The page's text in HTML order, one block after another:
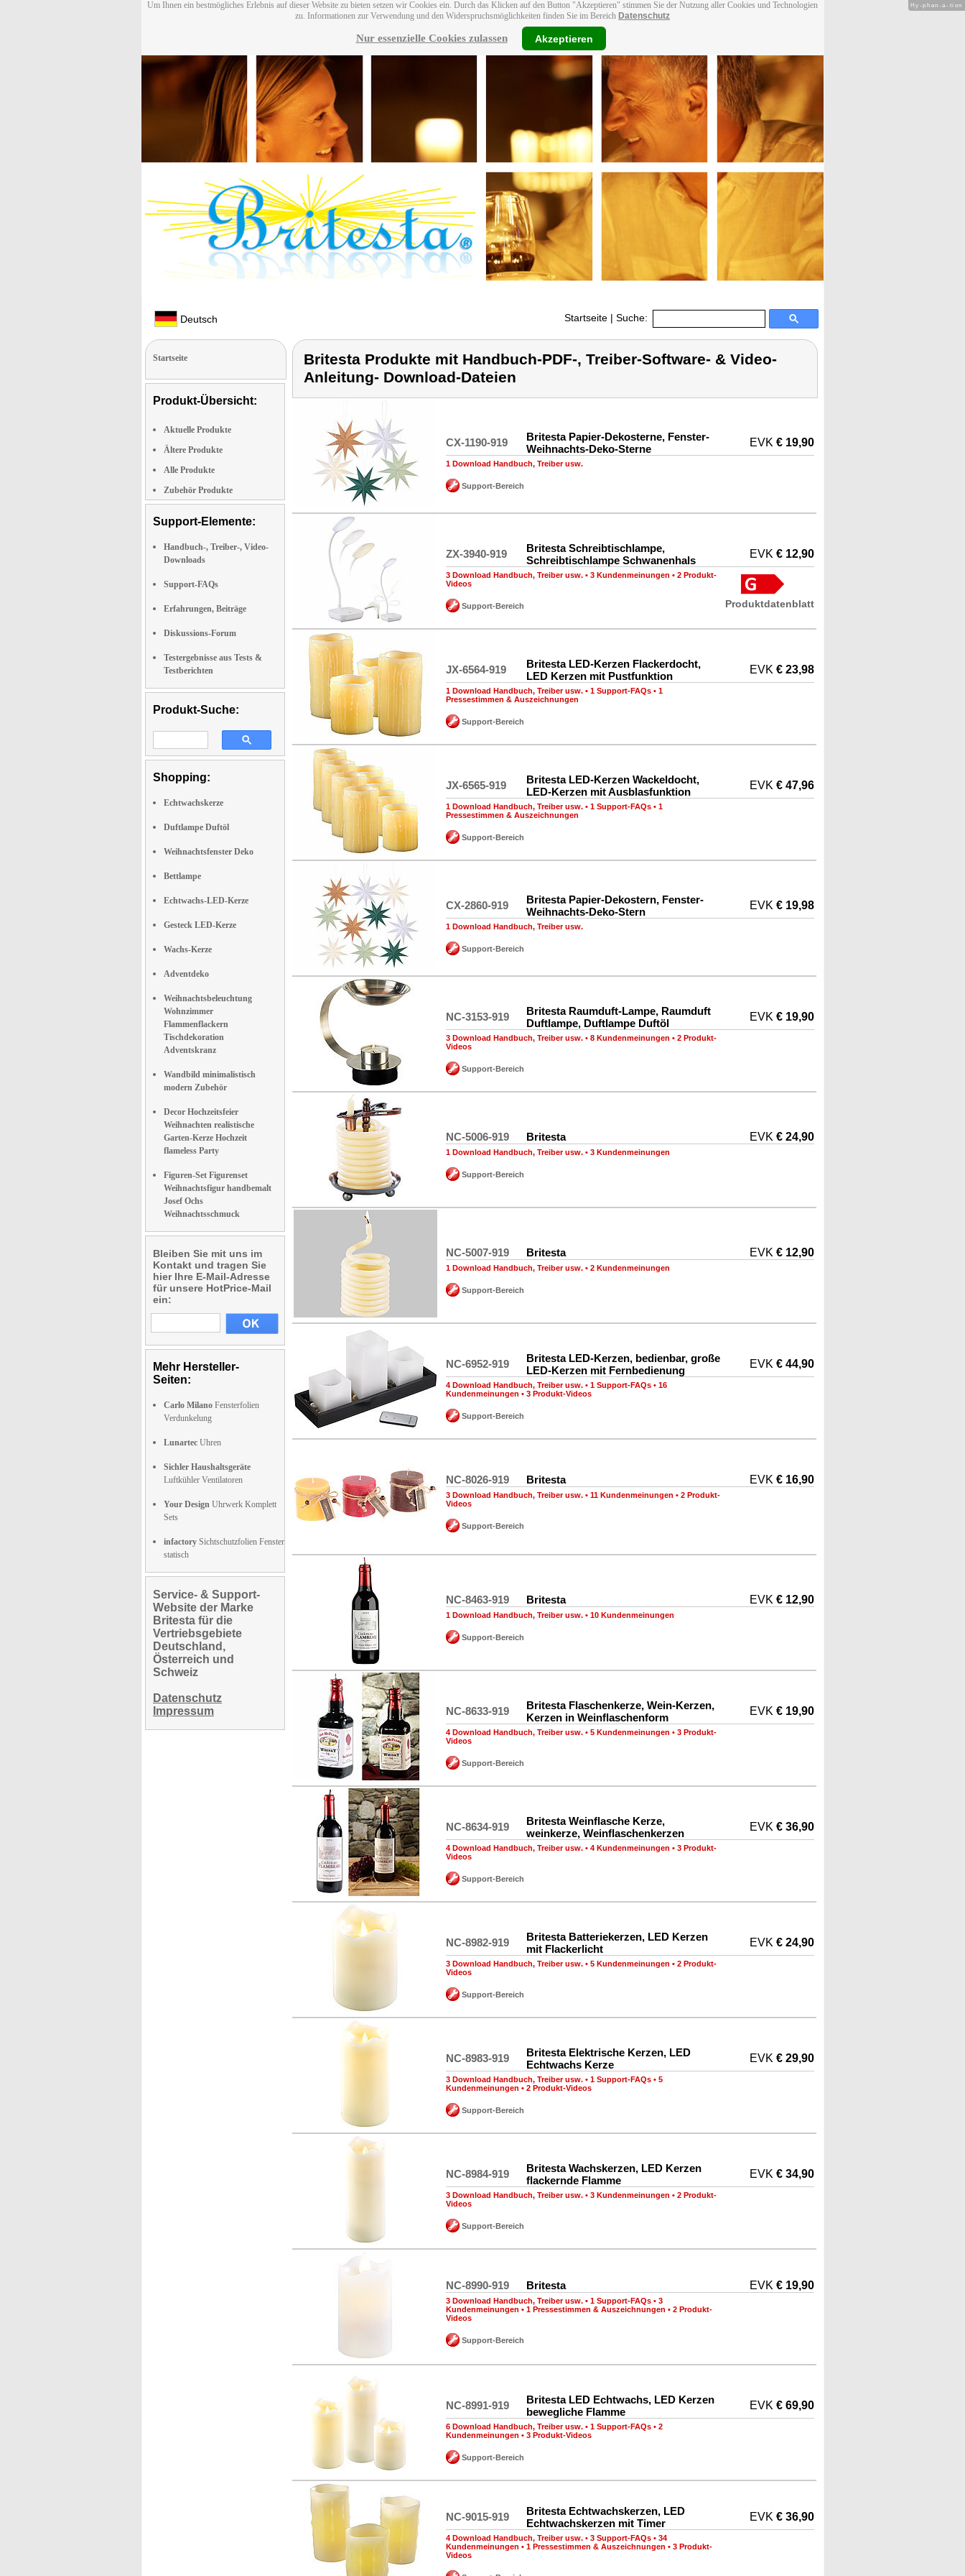
Um Ihnen ein bestmögliches Erlebnis auf dieser Website zu bieten setzen wir Cookies ein. Durch das Klicken auf den Button "Akzeptieren" stimmen Sie der Nutzung aller Cookies und Technologien
zu. Informationen zur Verwendung und den Widerspruchsmöglichkeiten finden Sie im Bereich Datenschutz
Nur essenzielle Cookies zulassen Akzeptieren
Deutsch Startseite | Suche:
Startseite
Produkt-Übersicht:
Aktuelle Produkte
Ältere Produkte
Alle Produkte
Zubehör Produkte
Support-Elemente:
Handbuch-, Treiber-, Video-
Downloads
Support-FAQs
Erfahrungen, Beiträge
Diskussions-Forum
Testergebnisse aus Tests &
Testberichten
Produkt-Suche:
Shopping:
Echtwachskerze
Duftlampe Duftöl
Weihnachtsfenster Deko
Bettlampe
Echtwachs-LED-Kerze
Gesteck LED-Kerze
Wachs-Kerze
Adventdeko
Weihnachtsbeleuchtung
Wohnzimmer
Flammenflackern
Tischdekoration
Adventskranz
Wandbild minimalistisch
modern Zubehör
Decor Hochzeitsfeier
Weihnachten realistische
Garten-Kerze Hochzeit
flameless Party
Figuren-Set Figurenset
Weihnachtsfigur handbemalt
Josef Ochs
Weihnachtsschmuck
Bleiben Sie mit uns im
Kontakt und tragen Sie
hier Ihre E-Mail-Adresse
für unsere HotPrice-Mail
ein:
Mehr Hersteller-
Seiten:
Carlo Milano Fensterfolien
Verdunkelung
Lunartec Uhren
Sichler Haushaltsgeräte
Luftkühler Ventilatoren
Your Design Uhrwerk Komplett
Sets
infactory Sichtschutzfolien Fenster
statisch
Service- & Support-
Website der Marke
Britesta für die
Vertriebsgebiete
Deutschland,
Österreich und
Schweiz
Datenschutz
Impressum
Britesta Produkte mit Handbuch-PDF-, Treiber-Software- & Video-
Anleitung- Download-Dateien
CX-1190-919
Britesta Papier-Dekosterne, Fenster-
Weihnachts-Deko-Sterne
EVK € 19,90
1 Download Handbuch, Treiber usw.
Support-Bereich
ZX-3940-919
Britesta Schreibtischlampe,
Schreibtischlampe Schwanenhals
EVK € 12,90
3 Download Handbuch, Treiber usw. • 3 Kundenmeinungen • 2 Produkt-
Videos
Support-Bereich Produktdatenblatt
JX-6564-919
Britesta LED-Kerzen Flackerdocht,
LED Kerzen mit Pustfunktion
EVK € 23,98
1 Download Handbuch, Treiber usw. • 1 Support-FAQs • 1
Pressestimmen & Auszeichnungen
Support-Bereich
JX-6565-919
Britesta LED-Kerzen Wackeldocht,
LED-Kerzen mit Ausblasfunktion
EVK € 47,96
1 Download Handbuch, Treiber usw. • 1 Support-FAQs • 1
Pressestimmen & Auszeichnungen
Support-Bereich
CX-2860-919
Britesta Papier-Dekostern, Fenster-
Weihnachts-Deko-Stern
EVK € 19,98
1 Download Handbuch, Treiber usw.
Support-Bereich
NC-3153-919
Britesta Raumduft-Lampe, Raumduft
Duftlampe, Duftlampe Duftöl
EVK € 19,90
3 Download Handbuch, Treiber usw. • 8 Kundenmeinungen • 2 Produkt-
Videos
Support-Bereich
NC-5006-919 Britesta EVK € 24,90
1 Download Handbuch, Treiber usw. • 3 Kundenmeinungen
Support-Bereich
NC-5007-919 Britesta EVK € 12,90
1 Download Handbuch, Treiber usw. • 2 Kundenmeinungen
Support-Bereich
NC-6952-919
Britesta LED-Kerzen, bedienbar, große
LED-Kerzen mit Fernbedienung
EVK € 44,90
4 Download Handbuch, Treiber usw. • 1 Support-FAQs • 16
Kundenmeinungen • 3 Produkt-Videos
Support-Bereich
NC-8026-919 Britesta EVK € 16,90
3 Download Handbuch, Treiber usw. • 11 Kundenmeinungen • 2 Produkt-
Videos
Support-Bereich
NC-8463-919 Britesta EVK € 12,90
1 Download Handbuch, Treiber usw. • 10 Kundenmeinungen
Support-Bereich
NC-8633-919
Britesta Flaschenkerze, Wein-Kerzen,
Kerzen in Weinflaschenform
EVK € 19,90
4 Download Handbuch, Treiber usw. • 5 Kundenmeinungen • 3 Produkt-
Videos
Support-Bereich
NC-8634-919
Britesta Weinflasche Kerze,
weinkerze, Weinflaschenkerzen
EVK € 36,90
4 Download Handbuch, Treiber usw. • 4 Kundenmeinungen • 3 Produkt-
Videos
Support-Bereich
NC-8982-919
Britesta Batteriekerzen, LED Kerzen
mit Flackerlicht
EVK € 24,90
3 Download Handbuch, Treiber usw. • 5 Kundenmeinungen • 2 Produkt-
Videos
Support-Bereich
NC-8983-919
Britesta Elektrische Kerzen, LED
Echtwachs Kerze
EVK € 29,90
3 Download Handbuch, Treiber usw. • 1 Support-FAQs • 5
Kundenmeinungen • 2 Produkt-Videos
Support-Bereich
NC-8984-919
Britesta Wachskerzen, LED Kerzen
flackernde Flamme
EVK € 34,90
3 Download Handbuch, Treiber usw. • 3 Kundenmeinungen • 2 Produkt-
Videos
Support-Bereich
NC-8990-919 Britesta EVK € 19,90
3 Download Handbuch, Treiber usw. • 1 Support-FAQs • 3
Kundenmeinungen • 1 Pressestimmen & Auszeichnungen • 2 Produkt-
Videos
Support-Bereich
NC-8991-919
Britesta LED Echtwachs, LED Kerzen
bewegliche Flamme
EVK € 69,90
6 Download Handbuch, Treiber usw. • 1 Support-FAQs • 2
Kundenmeinungen • 3 Produkt-Videos
Support-Bereich
NC-9015-919
Britesta Echtwachskerzen, LED
Echtwachskerzen mit Timer
EVK € 36,90
4 Download Handbuch, Treiber usw. • 3 Support-FAQs • 34
Kundenmeinungen • 1 Pressestimmen & Auszeichnungen • 3 Produkt-
Videos
Hy-phen-a-tion